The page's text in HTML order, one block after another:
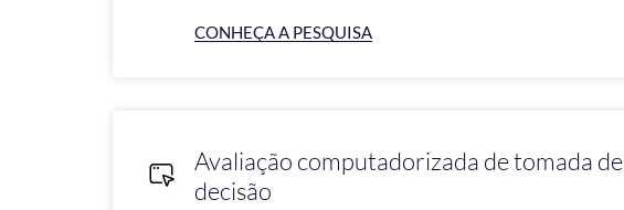
CONHEÇA A PESQUISA
Avaliação computadorizada de tomada de
decisão